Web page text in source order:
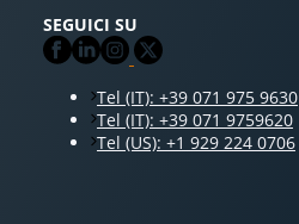
SEGUICI SU
Tel (IT): +39 071 975 9630
Tel (IT): +39 071 9759620
Tel (US): +1 929 224 0706